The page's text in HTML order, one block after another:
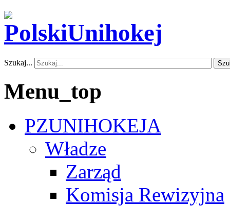
Szukaj...
Menu_top
PZUNIHOKEJA
Władze
Zarząd
Komisja Rewizyjna